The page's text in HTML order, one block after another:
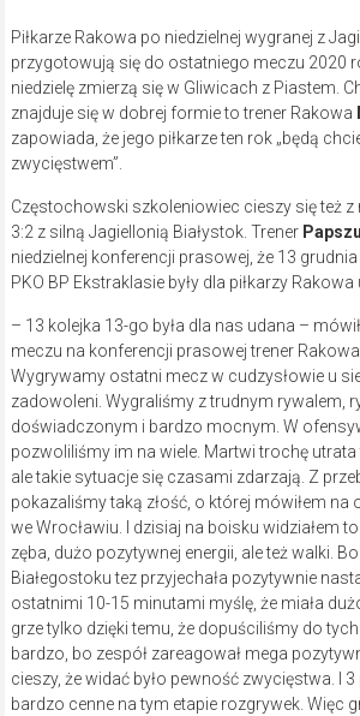
Piłkarze Rakowa po niedzielnej wygranej z
przygotowują się do ostatniego meczu 2020
niedzielę zmierzą się w Gliwicach z Piastem.
znajduje się w dobrej formie to trener Rakowa
zapowiada, że jego piłkarze ten rok „będą
zwycięstwem”.
Częstochowski szkoleniowiec cieszy się też z
3:2 z silną Jagiellonią Białystok. Trener
niedzielnej konferencji prasowej, że 13
PKO BP Ekstraklasie były dla piłkarzy Rakowa
– 13 kolejka 13-go była dla nas udana –
meczu na konferencji prasowej trener Rakowa
Wygrywamy ostatni mecz w cudzysłowie u
zadowoleni. Wygraliśmy z trudnym rywalem,
doświadczonym i bardzo mocnym. W
pozwoliliśmy im na wiele. Martwi trochę
ale takie sytuacje się czasami zdarzają. Z
pokazaliśmy taką złość, o której mówiłem na
we Wrocławiu. I dzisiaj na boisku widziałem
zęba, dużo pozytywnej energii, ale też walki.
Białegostoku tez przyjechała pozytywnie
ostatnimi 10-15 minutami myślę, że miała
grze tylko dzięki temu, że dopuściliśmy do
bardzo, bo zespół zareagował mega
cieszy, że widać było pewność zwycięstwa. I
bardzo cenne na tym etapie rozgrywek. Więc